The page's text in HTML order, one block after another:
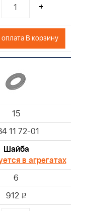
+
В корзину
15
11 72-01
Шайба
в агрегатах
6
912 i